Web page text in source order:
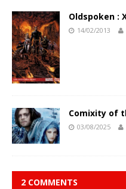
Oldspoken :
14/02/2013
Comixity of
03/08/2025
2 COMMENTS